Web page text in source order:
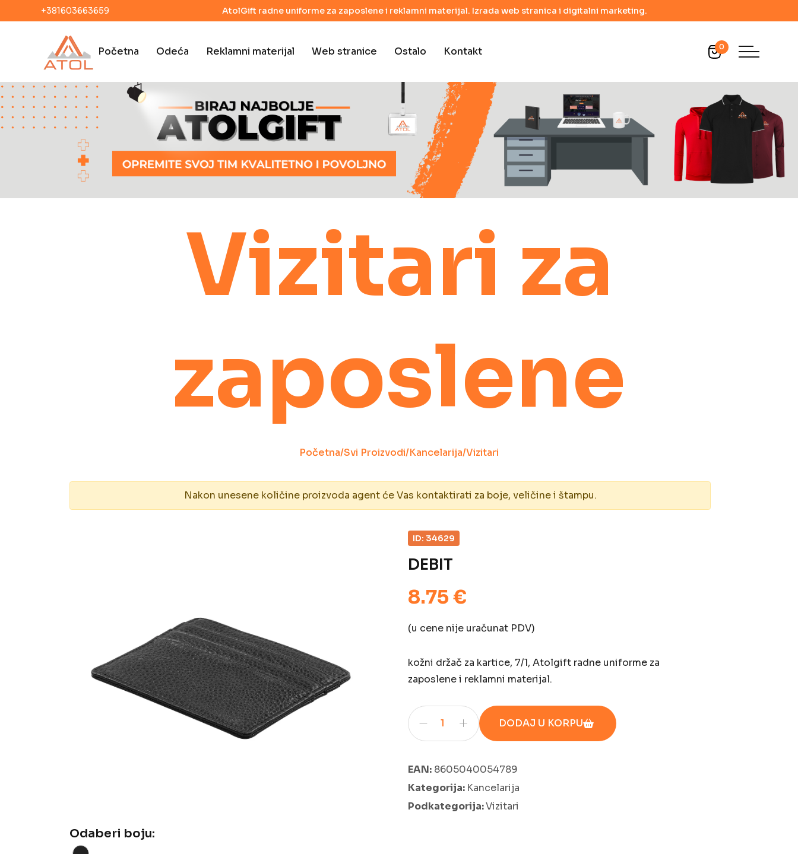
+381603663659 AtolGift radne uniforme za zaposlene i reklamni materijal. Izrada web stranica i digitalni marketing.
Početna Odeća Reklamni materijal Web stranice Ostalo Kontakt 0
Vizitari za
zaposlene
Početna/Svi Proizvodi/Kancelarija/Vizitari
Nakon unesene količine proizvoda agent će Vas kontaktirati za boje, veličine i štampu.
ID: 34629
DEBIT
8.75 €
(u cene nije uračunat PDV)
kožni držač za kartice, 7/1, Atolgift radne uniforme za
zaposlene i reklamni materijal.
DODAJ U KORPU
EAN: 8605040054789
Kategorija: Kancelarija
Podkategorija:Vizitari
Odaberi boju: